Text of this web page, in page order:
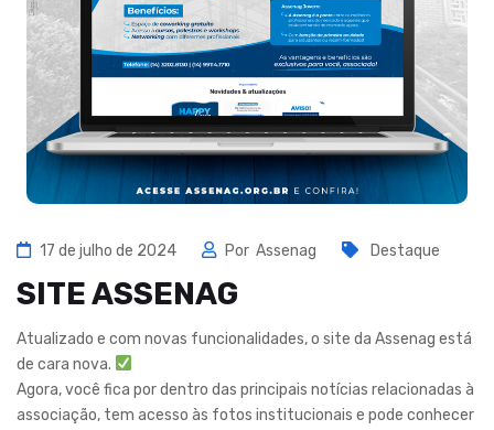
17 de julho de 2024 Por Assenag Destaque
SITE ASSENAG
Atualizado e com novas funcionalidades, o site da Assenag está
de cara nova.
Agora, você fica por dentro das principais notícias relacionadas à
associação, tem acesso às fotos institucionais e pode conhecer